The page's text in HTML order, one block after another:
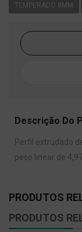
TEMPERADO 8MM
Descrição Do
Perfil extrudado
peso linear de
PRODUTOS
PRODUTOS